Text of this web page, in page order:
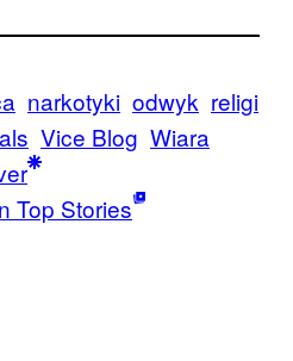
narkotyki odwyk religi
Vice Blog Wiara
Top Stories